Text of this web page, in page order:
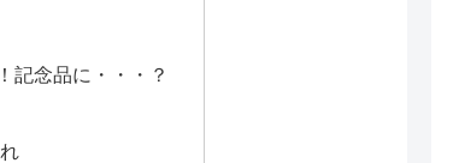
記念品に・・・？